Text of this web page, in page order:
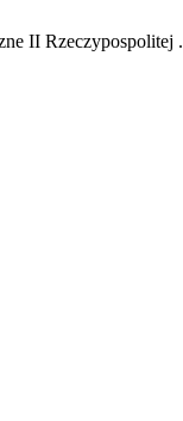
II Rzeczypospolitej .